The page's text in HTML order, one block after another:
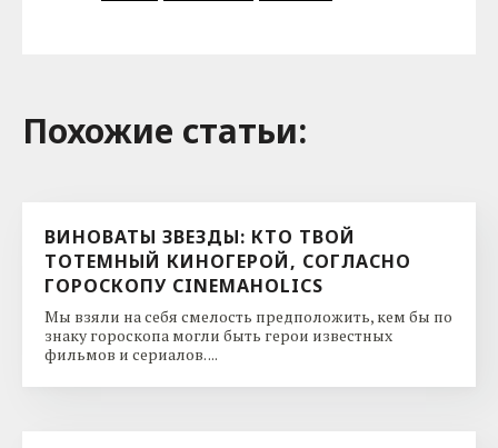
Похожие cтатьи:
ВИНОВАТЫ ЗВЕЗДЫ: КТО ТВОЙ
ТОТЕМНЫЙ КИНОГЕРОЙ, СОГЛАСНО
ГОРОСКОПУ CINEMAHOLICS
Мы взяли на себя смелость предположить, кем бы по
знаку гороскопа могли быть герои известных
фильмов и сериалов. ...